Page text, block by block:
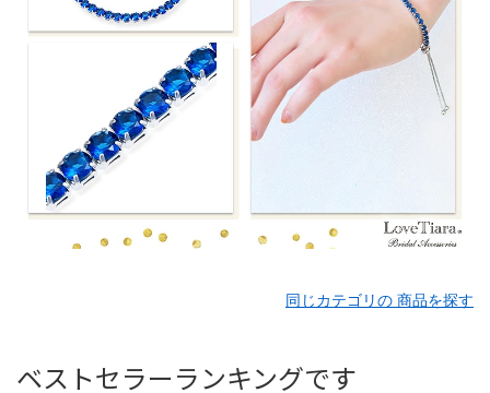
同じカテゴリの 商品を探す
ベストセラーランキングです